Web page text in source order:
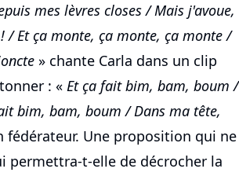
mes lèvres closes / Mais j'avoue,
/ Et ça monte, ça monte, ça monte /
» chante Carla dans un clip
: « Et ça fait bim, bam, boum /
bim, bam, boum / Dans ma tête,
fédérateur. Une proposition qui ne
permettra-t-elle de décrocher la